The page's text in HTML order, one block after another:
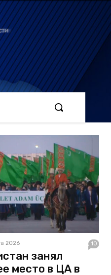
2026 10
занял
место в ЦА в